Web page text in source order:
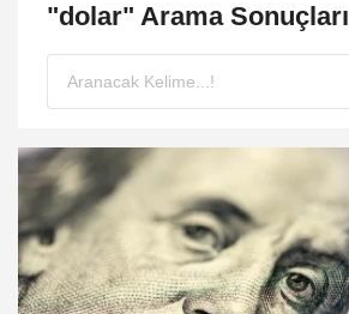
"dolar" Arama Sonuçları